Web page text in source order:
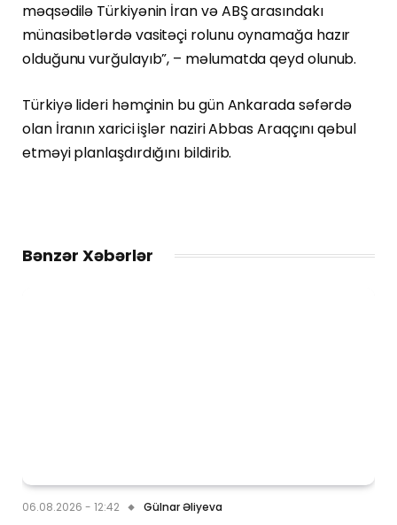
məqsədilə Türkiyənin İran və ABŞ arasındakı
münasibətlərdə vasitəçi rolunu oynamağa hazır
olduğunu vurğulayıb”, – məlumatda qeyd olunub.
Türkiyə lideri həmçinin bu gün Ankarada səfərdə
olan İranın xarici işlər naziri Abbas Araqçını qəbul
etməyi planlaşdırdığını bildirib.
Bənzər Xəbərlər
06.08.2026 - 12:42 Gülnar Əliyeva